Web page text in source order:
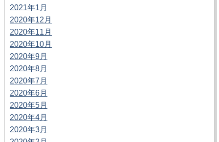
2021年1月
2020年12月
2020年11月
2020年10月
2020年9月
2020年8月
2020年7月
2020年6月
2020年5月
2020年4月
2020年3月